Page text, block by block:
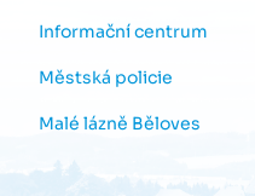
Informační centrum
Městská policie
Malé lázně Běloves